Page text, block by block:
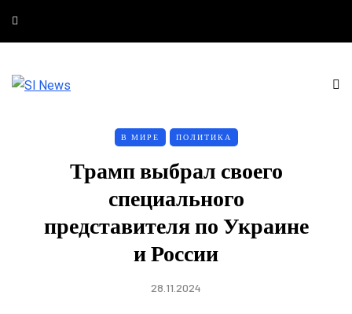
В МИРЕ ПОЛИТИКА
Трамп выбрал своего
специального
представителя по Украине
и России
28.11.2024